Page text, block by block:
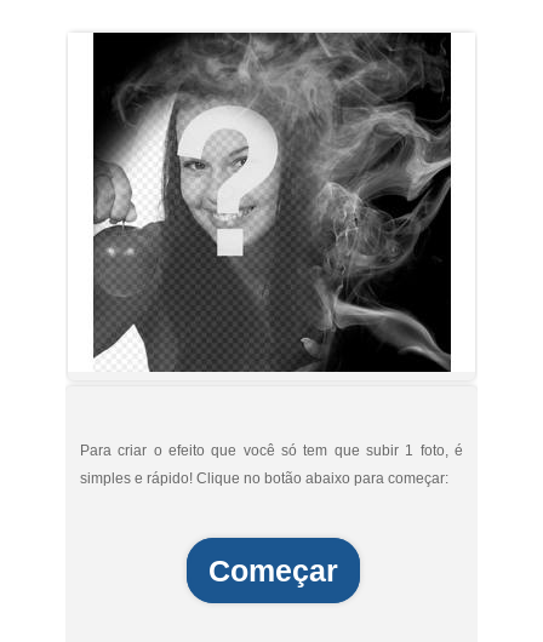
Para criar o efeito que você só tem que subir 1 foto, é
simples e rápido! Clique no botão abaixo para começar:
Começar